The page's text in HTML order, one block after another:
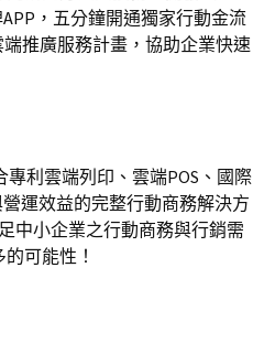
，五分鐘開通獨家行動金流
推廣服務計畫，協助企業快速
利雲端列印、雲端POS、國際
運效益的完整行動商務解決方
中小企業之行動商務與行銷需
可能性！